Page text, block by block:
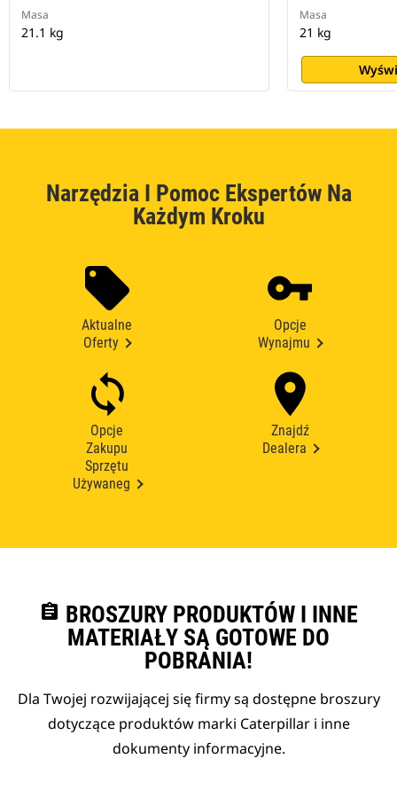
Masa
21.1 kg
Masa
21 kg
Narzędzia I Pomoc Ekspertów Na
Każdym Kroku
Aktualne
Oferty
Opcje
Wynajmu
Opcje
Zakupu
Sprzętu
Używaneg
Znajdź
Dealera
assignment BROSZURY PRODUKTÓW I INNE
MATERIAŁY SĄ GOTOWE DO
POBRANIA!
Dla Twojej rozwijającej się firmy są dostępne broszury
dotyczące produktów marki Caterpillar i inne
dokumenty informacyjne.